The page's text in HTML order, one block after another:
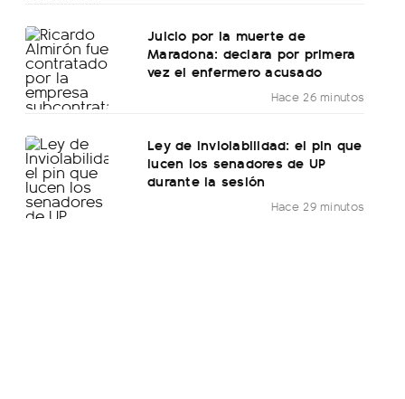
Juicio por la muerte de
Maradona: declara por primera
vez el enfermero acusado
Hace 26 minutos
Ley de Inviolabilidad: el pin que
lucen los senadores de UP
durante la sesión
Hace 29 minutos